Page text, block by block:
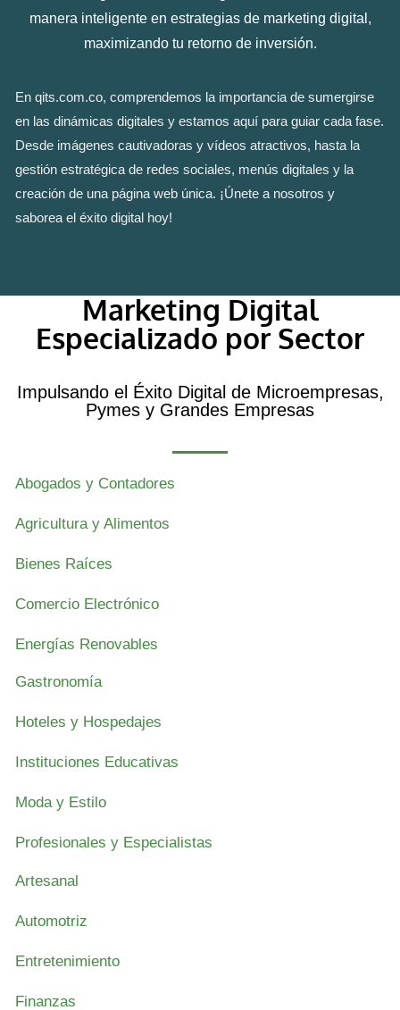
manera inteligente en estrategias de marketing digital,
maximizando tu retorno de inversión.
En qits.com.co, comprendemos la importancia de sumergirse
en las dinámicas digitales y estamos aquí para guiar cada fase.
Desde imágenes cautivadoras y vídeos atractivos, hasta la
gestión estratégica de redes sociales, menús digitales y la
creación de una página web única. ¡Únete a nosotros y
saborea el éxito digital hoy!
Marketing Digital
Especializado por Sector
Impulsando el Éxito Digital de Microempresas,
Pymes y Grandes Empresas
Abogados y Contadores
Agricultura y Alimentos
Bienes Raíces
Comercio Electrónico
Energías Renovables
Gastronomía
Hoteles y Hospedajes
Instituciones Educativas
Moda y Estilo
Profesionales y Especialistas
Artesanal
Automotriz
Entretenimiento
Finanzas